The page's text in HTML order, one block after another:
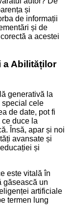
și
de informații
și de
a acestei
a Abilităților
generativă la
special cele
de date, pot fi
duce la
Însă, apar și noi
avansate și
și
este vitală în
găsească un
artificiale
termen lung